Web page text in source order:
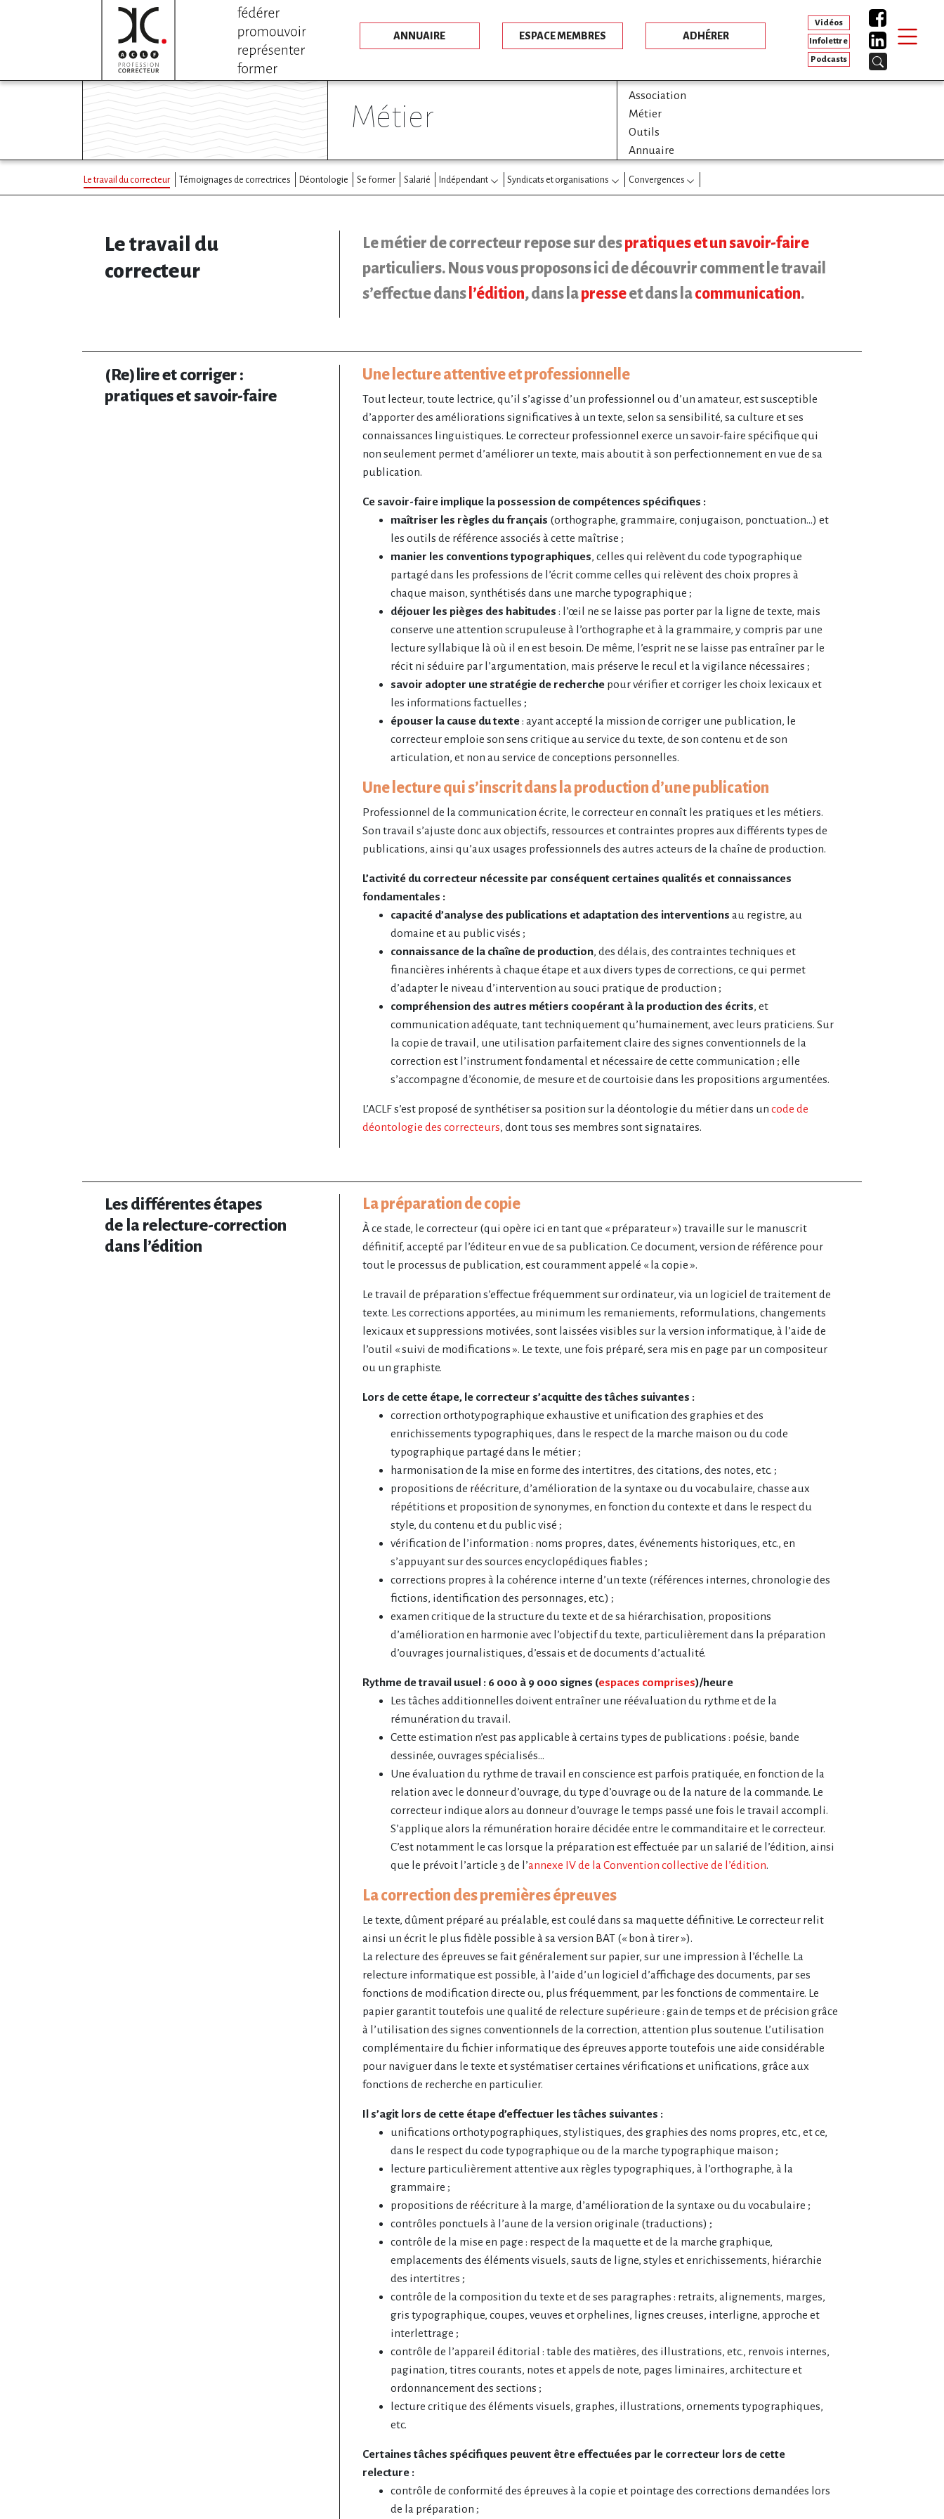
ANNUAIRE ESPACE MEMBRES ADHÉRER
Vidéos
Infolettre
Podcasts
métier
Association
Métier
Outils
Annuaire
Le travail du correcteur Témoignages de correctrices Déontologie Se former Salarié Indépendant Syndicats et organisations Convergences
Le travail du
correcteur
Le métier de correcteur repose sur despratiques et un savoir-faire
particuliers. Nous vous proposons ici de découvrir comment le travail
s’effectue dans l’édition, dans lapresseet dans lacommunication.
(Re)lire et corriger :
pratiques et savoir-faire
Une lecture attentive et professionnelle
Tout lecteur, toute lectrice, qu’il s’agisse d’un professionnel ou d’un amateur, est susceptible
d’apporter des améliorations significatives à un texte, selon sa sensibilité, sa culture et ses
connaissances linguistiques. Le correcteur professionnel exerce un savoir-faire spécifique qui
non seulement permet d’améliorer un texte, mais aboutit à son perfectionnement en vue de sa
publication.
Ce savoir-faire implique la possession de compétences spécifiques :
maîtriser les règles du français (orthographe, grammaire, conjugaison, ponctuation…) et
les outils de référence associés à cette maîtrise ;
manier les conventions typographiques, celles qui relèvent du code typographique
partagé dans les professions de l’écrit comme celles qui relèvent des choix propres à
chaque maison, synthétisés dans une marche typographique ;
déjouer les pièges des habitudes : l’œil ne se laisse pas porter par la ligne de texte, mais
conserve une attention scrupuleuse à l’orthographe et à la grammaire, y compris par une
lecture syllabique là où il en est besoin. De même, l’esprit ne se laisse pas entraîner par le
récit ni séduire par l’argumentation, mais préserve le recul et la vigilance nécessaires ;
savoir adopter une stratégie de recherche pour vérifier et corriger les choix lexicaux et
les informations factuelles ;
épouser la cause du texte: ayant accepté la mission de corriger une publication, le
correcteur emploie son sens critique au service du texte, de son contenu et de son
articulation, et non au service de conceptions personnelles.
Une lecture qui s’inscrit dans la production d’une publication
Professionnel de la communication écrite, le correcteur en connaît les pratiques et les métiers.
Son travail s’ajuste donc aux objectifs, ressources et contraintes propres aux différents types de
publications, ainsi qu’aux usages professionnels des autres acteurs de la chaîne de production.
L’activité du correcteur nécessite par conséquent certaines qualités et connaissances
fondamentales :
capacité d’analyse des publications et adaptation des interventions au registre, au
domaine et au public visés ;
connaissance de la chaîne de production, des délais, des contraintes techniques et
financières inhérents à chaque étape et aux divers types de corrections, ce qui permet
d’adapter le niveau d’intervention au souci pratique de production ;
compréhension des autres métiers coopérant à la production des écrits, et
communication adéquate, tant techniquement qu’humainement, avec leurs praticiens. Sur
la copie de travail, une utilisation parfaitement claire des signes conventionnels de la
correction est l’instrument fondamental et nécessaire de cette communication ; elle
s’accompagne d’économie, de mesure et de courtoisie dans les propositions argumentées.
L’ACLF s’est proposé de synthétiser sa position sur la déontologie du métier dans uncode de
déontologie des correcteurs, dont tous ses membres sont signataires.
Les différentes étapes
de la relecture-correction
dans l’édition
La préparation de copie
À ce stade, le correcteur (qui opère ici en tant que « préparateur ») travaille sur le manuscrit
définitif, accepté par l’éditeur en vue de sa publication. Ce document, version de référence pour
tout le processus de publication, est couramment appelé « la copie ».
Le travail de préparation s’effectue fréquemment sur ordinateur, via un logiciel de traitement de
texte. Les corrections apportées, au minimum les remaniements, reformulations, changements
lexicaux et suppressions motivées, sont laissées visibles sur la version informatique, à l’aide de
l’outil « suivi de modifications ». Le texte, une fois préparé, sera mis en page par un compositeur
ou un graphiste.
Lors de cette étape, le correcteur s’acquitte des tâches suivantes :
correction orthotypographique exhaustive et unification des graphies et des
enrichissements typographiques, dans le respect de la marche maison ou du code
typographique partagé dans le métier ;
harmonisation de la mise en forme des intertitres, des citations, des notes, etc. ;
propositions de réécriture, d’amélioration de la syntaxe ou du vocabulaire, chasse aux
répétitions et proposition de synonymes, en fonction du contexte et dans le respect du
style, du contenu et du public visé ;
vérification de l’information : noms propres, dates, événements historiques, etc., en
s’appuyant sur des sources encyclopédiques fiables ;
corrections propres à la cohérence interne d’un texte (références internes, chronologie des
fictions, identification des personnages, etc.) ;
examen critique de la structure du texte et de sa hiérarchisation, propositions
d’amélioration en harmonie avec l’objectif du texte, particulièrement dans la préparation
d’ouvrages journalistiques, d’essais et de documents d’actualité.
Rythme de travail usuel : 6 000 à 9 000 signes (espaces comprises)/heure
Les tâches additionnelles doivent entraîner une réévaluation du rythme et de la
rémunération du travail.
Cette estimation n’est pas applicable à certains types de publications : poésie, bande
dessinée, ouvrages spécialisés…
Une évaluation du rythme de travail en conscience est parfois pratiquée, en fonction de la
relation avec le donneur d’ouvrage, du type d’ouvrage ou de la nature de la commande. Le
correcteur indique alors au donneur d’ouvrage le temps passé une fois le travail accompli.
S’applique alors la rémunération horaire décidée entre le commanditaire et le correcteur.
C’est notamment le cas lorsque la préparation est effectuée par un salarié de l’édition, ainsi
que le prévoit l’article 3 de l’annexe IV de la Convention collective de l’édition.
La correction des premières épreuves
Le texte, dûment préparé au préalable, est coulé dans sa maquette définitive. Le correcteur relit
ainsi un écrit le plus fidèle possible à sa version BAT (« bon à tirer »).
La relecture des épreuves se fait généralement sur papier, sur une impression à l’échelle. La
relecture informatique est possible, à l’aide d’un logiciel d’affichage des documents, par ses
fonctions de modification directe ou, plus fréquemment, par les fonctions de commentaire. Le
papier garantit toutefois une qualité de relecture supérieure : gain de temps et de précision grâce
à l’utilisation des signes conventionnels de la correction, attention plus soutenue. L’utilisation
complémentaire du fichier informatique des épreuves apporte toutefois une aide considérable
pour naviguer dans le texte et systématiser certaines vérifications et unifications, grâce aux
fonctions de recherche en particulier.
Il s’agit lors de cette étape d’effectuer les tâches suivantes :
unifications orthotypographiques, stylistiques, des graphies des noms propres, etc., et ce,
dans le respect du code typographique ou de la marche typographique maison ;
lecture particulièrement attentive aux règles typographiques, à l’orthographe, à la
grammaire ;
propositions de réécriture à la marge, d’amélioration de la syntaxe ou du vocabulaire ;
contrôles ponctuels à l’aune de la version originale (traductions) ;
contrôle de la mise en page : respect de la maquette et de la marche graphique,
emplacements des éléments visuels, sauts de ligne, styles et enrichissements, hiérarchie
des intertitres ;
contrôle de la composition du texte et de ses paragraphes : retraits, alignements, marges,
gris typographique, coupes, veuves et orphelines, lignes creuses, interligne, approche et
interlettrage ;
contrôle de l’appareil éditorial : table des matières, des illustrations, etc., renvois internes,
pagination, titres courants, notes et appels de note, pages liminaires, architecture et
ordonnancement des sections ;
lecture critique des éléments visuels, graphes, illustrations, ornements typographiques,
etc.
Certaines tâches spécifiques peuvent être effectuées par le correcteur lors de cette
relecture :
contrôle de conformité des épreuves à la copie et pointage des corrections demandées lors
de la préparation ;